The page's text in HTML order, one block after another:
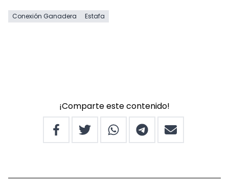
Conexión Ganadera Estafa
¡Comparte este contenido!